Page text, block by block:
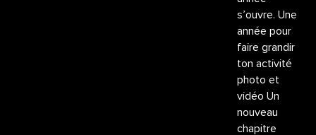
s’ouvre. Une
année pour
faire grandir
ton activité
photo et
vidéo Un
nouveau
chapitre